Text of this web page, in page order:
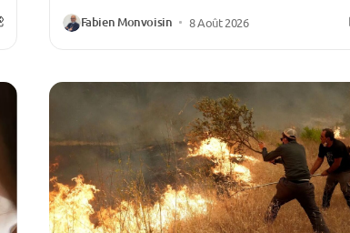
Fabien Monvoisin 8 Août 2026